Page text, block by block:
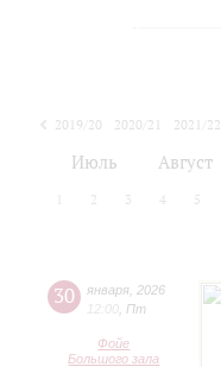
2019/20 2020/21 2021/22
Июль Август
2 3 4 5
30 января 2026
12:00 Пт
Фойе
Большого зала